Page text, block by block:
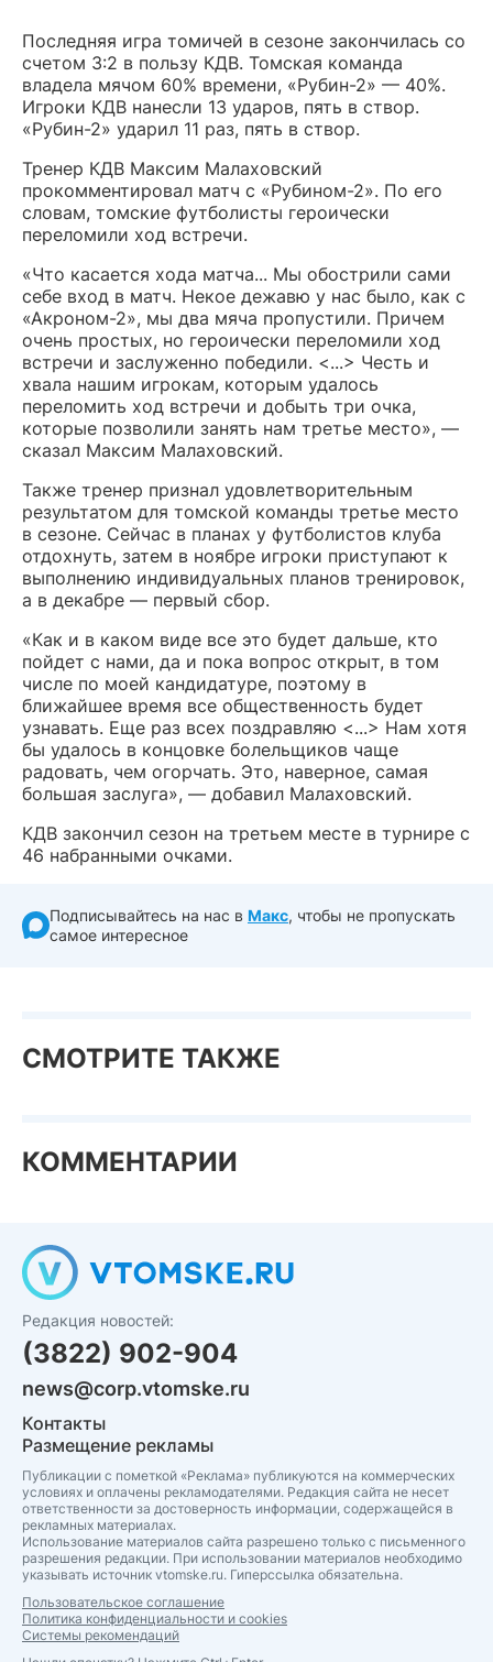
Последняя игра томичей в сезоне закончилась со
счетом 3:2 в пользу КДВ. Томская команда
владела мячом 60% времени, «Рубин-2» — 40%.
Игроки КДВ нанесли 13 ударов, пять в створ.
«Рубин-2» ударил 11 раз, пять в створ.
Тренер КДВ Максим Малаховский
прокомментировал матч с «Рубином-2». По его
словам, томские футболисты героически
переломили ход встречи.
«Что касается хода матча... Мы обострили сами
себе вход в матч. Некое дежавю у нас было, как с
«Акроном-2», мы два мяча пропустили. Причем
очень простых, но героически переломили ход
встречи и заслуженно победили. <...> Честь и
хвала нашим игрокам, которым удалось
переломить ход встречи и добыть три очка,
которые позволили занять нам третье место», —
сказал Максим Малаховский.
Также тренер признал удовлетворительным
результатом для томской команды третье место
в сезоне. Сейчас в планах у футболистов клуба
отдохнуть, затем в ноябре игроки приступают к
выполнению индивидуальных планов тренировок,
а в декабре — первый сбор.
«Как и в каком виде все это будет дальше, кто
пойдет с нами, да и пока вопрос открыт, в том
числе по моей кандидатуре, поэтому в
ближайшее время все общественность будет
узнавать. Еще раз всех поздравляю <...> Нам хотя
бы удалось в концовке болельщиков чаще
радовать, чем огорчать. Это, наверное, самая
большая заслуга», — добавил Малаховский.
КДВ закончил сезон на третьем месте в турнире с
46 набранными очками.
Подписывайтесь на нас в Макс, чтобы не пропускать
самое интересное
СМОТРИТЕ ТАКЖЕ
КОММЕНТАРИИ
Редакция новостей:
(3822) 902-904
news@corp.vtomske.ru
Контакты
Размещение рекламы
Публикации с пометкой «Реклама» публикуются на коммерческих
условиях и оплачены рекламодателями. Редакция сайта не несет
ответственности за достоверность информации, содержащейся в
рекламных материалах.
Использование материалов сайта разрешено только с письменного
разрешения редакции. При использовании материалов необходимо
указывать источник vtomske.ru. Гиперссылка обязательна.
Пользовательское соглашение
Политика конфиденциальности и cookies
Системы рекомендаций